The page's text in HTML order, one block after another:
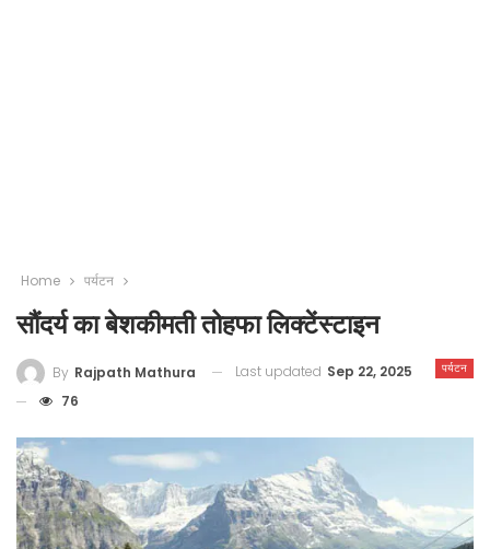
Home पर्यटन
सौंदर्य का बेशकीमती तोहफा लिक्टेंस्टाइन
पर्यटन
By Rajpath Mathura Last updated Sep 22, 2025
76